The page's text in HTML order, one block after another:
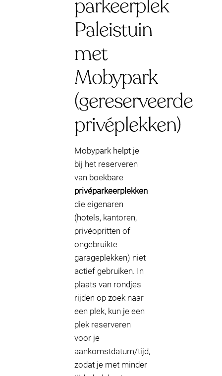
parkeerplek
Paleistuin
met
Mobypark
(gereserveerde
privéplekken)
Mobypark helpt je
bij het reserveren
van boekbare
privéparkeerplekken
die eigenaren
(hotels, kantoren,
privéopritten of
ongebruikte
garageplekken) niet
actief gebruiken. In
plaats van rondjes
rijden op zoek naar
een plek, kun je een
plek reserveren
voor je
aankomstdatum/tijd,
zodat je met minder